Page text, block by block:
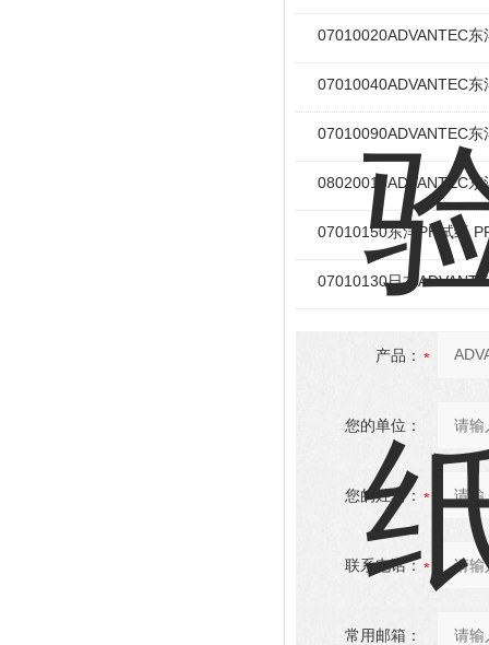
07010020ADVANTEC
07010040ADVANTEC
07010090ADVANTEC
08020010ADVANTEC
07010150东洋PH试纸
07010130日本
产品：
您的单位：
您的姓名：
联系电话：
常用邮箱：